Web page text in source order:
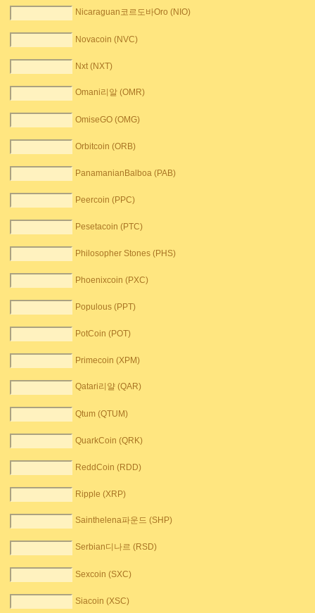
Nicaraguan코르도바Oro (NIO)
Novacoin (NVC)
Nxt (NXT)
Omani리알 (OMR)
OmiseGO (OMG)
Orbitcoin (ORB)
PanamanianBalboa (PAB)
Peercoin (PPC)
Pesetacoin (PTC)
Philosopher Stones (PHS)
Phoenixcoin (PXC)
Populous (PPT)
PotCoin (POT)
Primecoin (XPM)
Qatari리얄 (QAR)
Qtum (QTUM)
QuarkCoin (QRK)
ReddCoin (RDD)
Ripple (XRP)
Sainthelena파운드 (SHP)
Serbian디나르 (RSD)
Sexcoin (SXC)
Siacoin (XSC)